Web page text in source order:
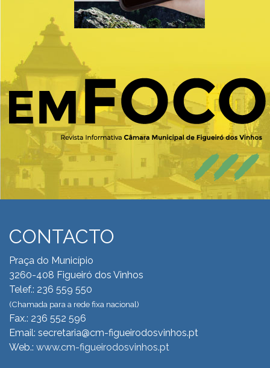
CONTACTO
Praça do Município
3260-408 Figueiró dos Vinhos
Telef.: 236 559 550
(Chamada para a rede fixa nacional)
Fax.: 236 552 596
Email: secretaria@cm-figueirodosvinhos.pt
Web.: www.cm-figueirodosvinhos.pt